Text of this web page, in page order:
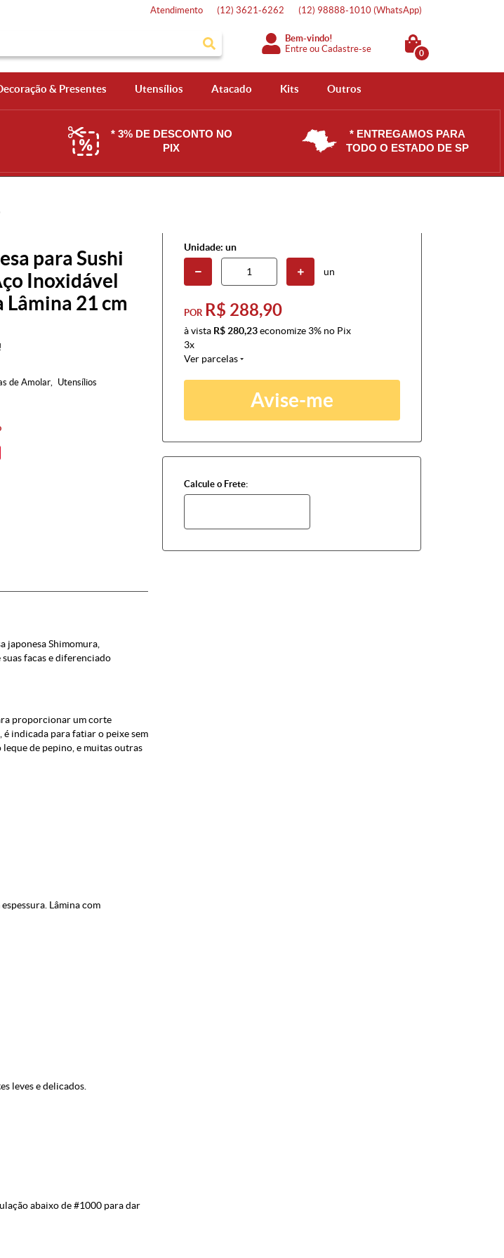
Atendimento (12) 3621-6262 (12) 98888-1010 (WhatsApp)
Bem-vindo!
Entre ouCadastre-se 0
& Presentes Utensílios Atacado Kits Outros
* 3% DE DESCONTO NO
PIX
* ENTREGAMOS PARA
TODO O ESTADO DE SP
para Sushi
Inoxidável
21 cm
de Amolar
Utensílios
Unidade: un
un
POR R$ 288,90
à vista R$ 280,23economize 3% no Pix
3x
Ver parcelas
Avise-me
Calcule o Frete:
japonesa Shimomura,
facas e diferenciado
proporcionar um corte
é indicada para fatiar o peixe sem
de pepino, e muitas outras
Lâmina com
leves e delicados.
abaixo de #1000 para dar